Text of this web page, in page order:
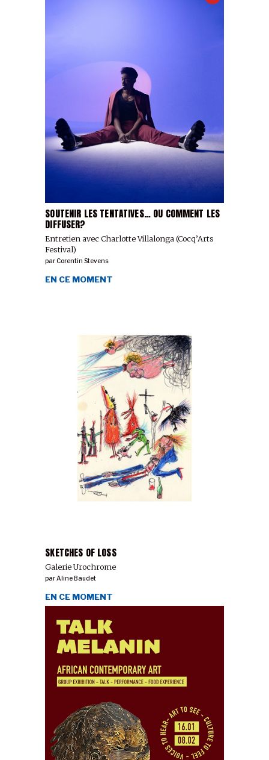
SOUTENIR LES TENTATIVES… OU COMMENT LES
DIFFUSER?
Entretien avec Charlotte Villalonga (Cocq’Arts
Festival)
parCorentin Stevens
SKETCHES OF LOSS
Galerie Urochrome
EN CE MOMENT
parAline Baudet
EN CE MOMENT